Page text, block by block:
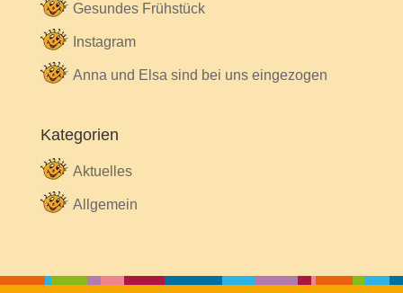
Gesundes Frühstück
Instagram
Anna und Elsa sind bei uns eingezogen
Kategorien
Aktuelles
Allgemein